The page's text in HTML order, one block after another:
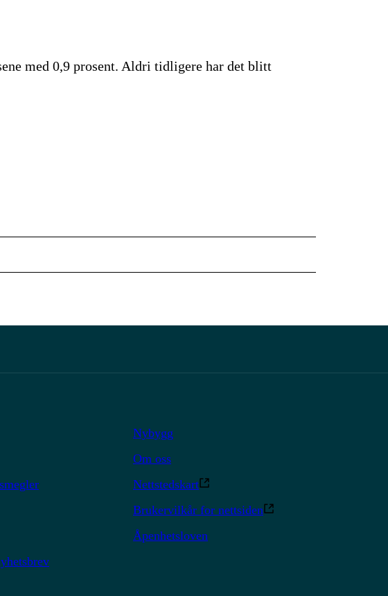
med 0,9 prosent. Aldri tidligere har det blitt
Nybygg
Om oss
Nettstedskart
Brukervilkår for nettsiden
Åpenhetsloven